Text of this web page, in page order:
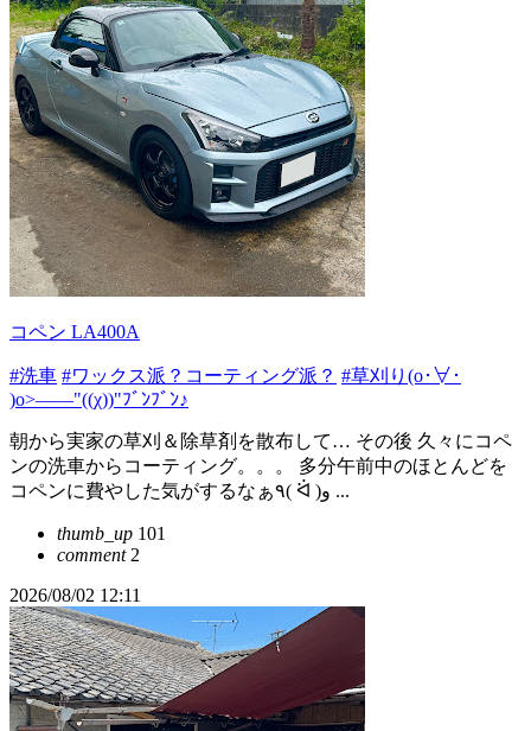
コペン LA400A
#洗車 #ワックス派？コーティング派？ #草刈り(o･∀･
)o>――"((χ))"ﾌﾞﾝﾌﾞﾝ♪
朝から実家の草刈＆除草剤を散布して… その後 久々にコペ
ンの洗車からコーティング。。。 多分午前中のほとんどを
コペンに費やした気がするなぁ٩( ᐛ )و ...
thumb_up 101
comment2
2026/08/02 12:11